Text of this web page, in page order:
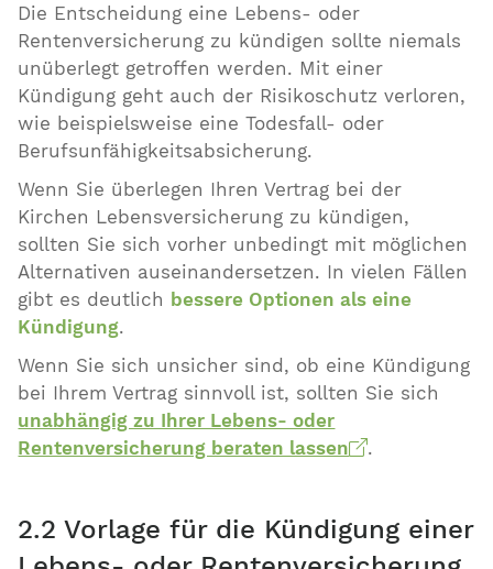
Die Entscheidung eine Lebens- oder
Rentenversicherung zu kündigen sollte niemals
unüberlegt getroffen werden. Mit einer
Kündigung geht auch der Risikoschutz verloren,
wie beispielsweise eine Todesfall- oder
Berufsunfähigkeitsabsicherung.
Wenn Sie überlegen Ihren Vertrag bei der
Kirchen Lebensversicherung zu kündigen,
sollten Sie sich vorher unbedingt mit möglichen
Alternativen auseinandersetzen. In vielen Fällen
gibt es deutlich bessere Optionen als eine
Kündigung.
Wenn Sie sich unsicher sind, ob eine Kündigung
bei Ihrem Vertrag sinnvoll ist, sollten Sie sich
unabhängig zu Ihrer Lebens- oder
Rentenversicherung beraten lassen
.
2.2 Vorlage für die Kündigung einer